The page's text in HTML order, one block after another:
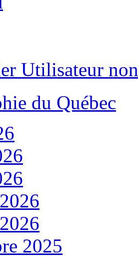
Utilisateur
du Québec
2025